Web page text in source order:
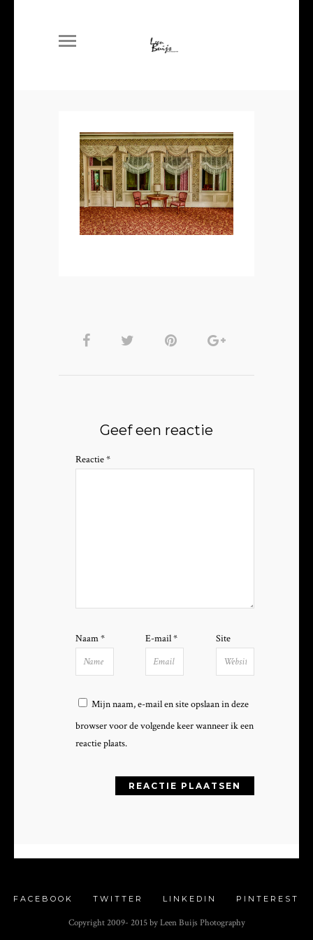
Geef een reactie
Reactie*
Naam* E-mail* Site
Mijn naam, e-mail en site opslaan in deze
browser voor de volgende keer wanneer ik een
reactie plaats.
FACEBOOK TWITTER LINKEDIN PINTEREST
Copyright 2009- 2015 by Leen Buijs Photography